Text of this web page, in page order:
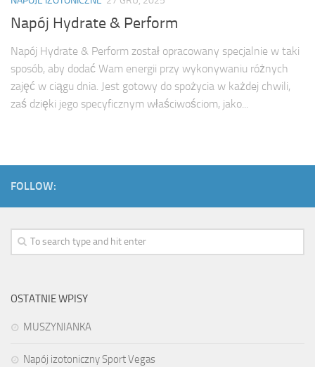
Napój Hydrate & Perform
Napój Hydrate & Perform został opracowany specjalnie w taki
sposób, aby dodać Wam energii przy wykonywaniu różnych
zajęć w ciągu dnia. Jest gotowy do spożycia w każdej chwili,
zaś dzięki jego specyficznym właściwościom, jako...
FOLLOW:
OSTATNIE WPISY
MUSZYNIANKA
Napój izotoniczny Sport Vegas